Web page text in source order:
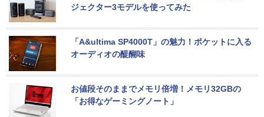
ジェクター3モデルを使ってみた
「A&ultima SP4000T」の魅力！ポケットに入る
オーディオの醍醐味
お値段そのままでメモリ倍増！メモリ32GBの
「お得なゲーミングノート」